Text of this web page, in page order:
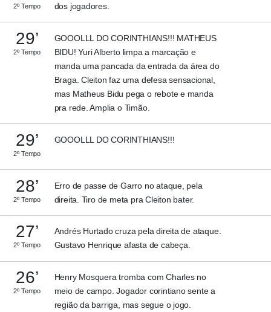
2º Tempo dos jogadores.
29’
2º Tempo
GOOOLLL DO CORINTHIANS!!! MATHEUS
BIDU! Yuri Alberto limpa a marcação e
manda uma pancada da entrada da área do
Braga. Cleiton faz uma defesa sensacional,
mas Matheus Bidu pega o rebote e manda
pra rede. Amplia o Timão.
29’
2º Tempo
GOOOLLL DO CORINTHIANS!!!
28’
2º Tempo
Erro de passe de Garro no ataque, pela
direita. Tiro de meta pra Cleiton bater.
27’
2º Tempo
Andrés Hurtado cruza pela direita de ataque.
Gustavo Henrique afasta de cabeça.
26’
2º Tempo
Henry Mosquera tromba com Charles no
meio de campo. Jogador corintiano sente a
região da barriga, mas segue o jogo.